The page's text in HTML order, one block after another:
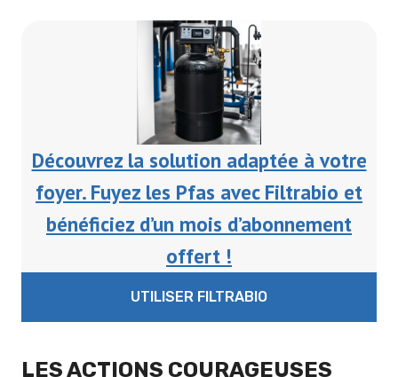
Découvrez la solution adaptée à votre
foyer. Fuyez les Pfas avec Filtrabio et
bénéficiez d’un mois d’abonnement
offert !
UTILISER FILTRABIO
LES ACTIONS COURAGEUSES